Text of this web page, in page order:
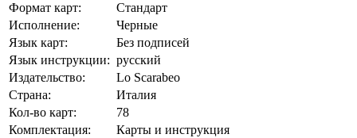
Формат карт:
Стандарт
Исполнение:
Черные
Язык карт:
Без подписей
Язык инструкции: русский
Издательство:
Lo Scarabeo
Страна:
Италия
Кол-во карт:
78
Комплектация:
Карты и инструкция